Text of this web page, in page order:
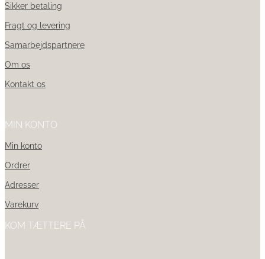
Sikker betaling
Fragt og levering
Samarbejdspartnere
Om os
Kontakt os
MIN KONTO
Min konto
Ordrer
Adresser
Varekurv
KOM TÆTTERE PÅ